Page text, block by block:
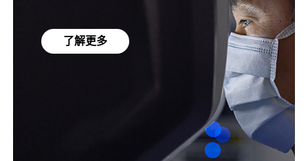
了解更多